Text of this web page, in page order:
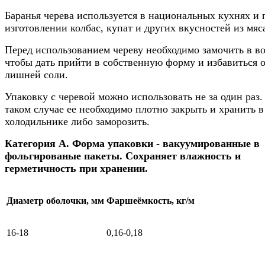
Баранья черева используется в национальных кухнях и
изготовлении колбас, купат и других вкусностей из
Перед использованием череву необходимо замочить в
чтобы дать прийти в собственную форму и избавиться
лишней соли.
Упаковку с черевой можно использовать не за один
таком случае ее необходимо плотно закрыть и хранить в
холодильнике либо заморозить.
Категория А. Форма упаковки - вакуумированные в
фольгированые пакеты. Сохраняет влажность и
герметичность при хранении.
Диаметр оболочки, мм Фаршеёмкость, кг/м
16-18 0,16-0,18